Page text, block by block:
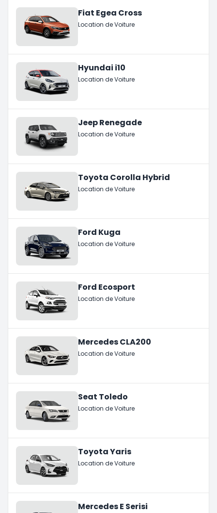
Fiat Egea Cross
Location de Voiture
Hyundai i10
Location de Voiture
Jeep Renegade
Location de Voiture
Toyota Corolla Hybrid
Location de Voiture
Ford Kuga
Location de Voiture
Ford Ecosport
Location de Voiture
Mercedes CLA200
Location de Voiture
Seat Toledo
Location de Voiture
Toyota Yaris
Location de Voiture
Mercedes E Serisi